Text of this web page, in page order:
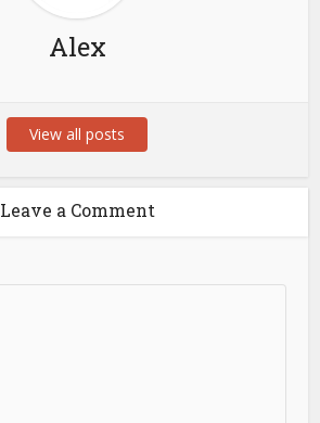
Alex
View all posts
Leave a Comment